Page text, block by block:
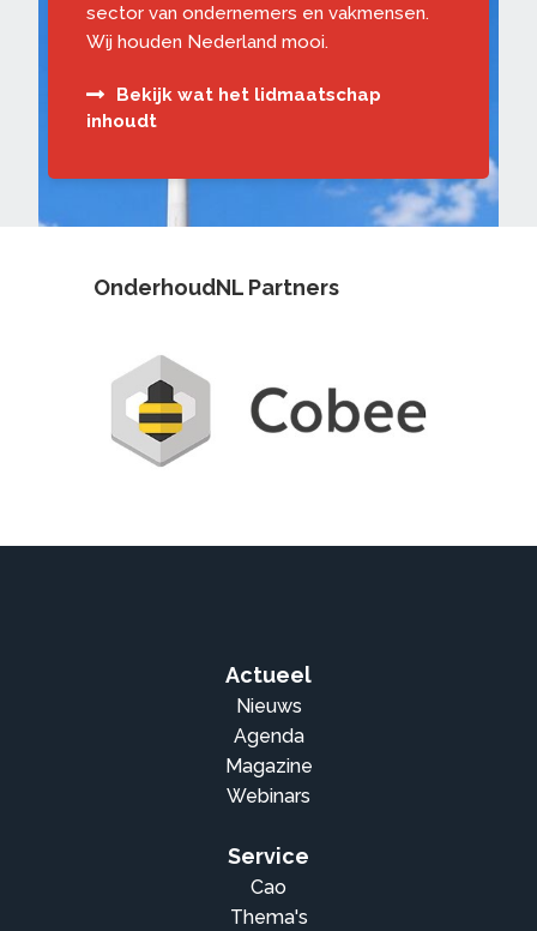
sector van ondernemers en vakmensen.
Wij houden Nederland mooi.
Bekijk wat het lidmaatschap
inhoudt
OnderhoudNL Partners
Actueel
Nieuws
Agenda
Magazine
Webinars
Service
Cao
Thema's